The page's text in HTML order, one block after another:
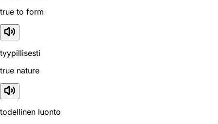
true to form
tyypillisesti
true nature
todellinen luonto